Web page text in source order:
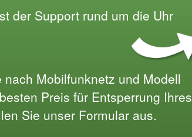
der Support rund um die Uhr
Mobilfunknetz und Modell
Preis für Entsperrung Ihres
Sie unser Formular aus.